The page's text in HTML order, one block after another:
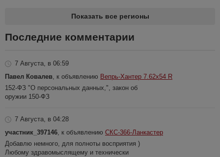
Показать все регионы
Последние комментарии
7 Августа, в 06:59
Павел Ковалев , к объявлению Вепрь-Хантер 7.62х54 R
152-ФЗ "О персональных данных,", закон об
оружии 150-ФЗ
7 Августа, в 04:28
участник_397146 , к объявлению СКС-366-Ланкастер
Добавлю немного, для полноты восприятия )
Любому здравомыслящему и технически